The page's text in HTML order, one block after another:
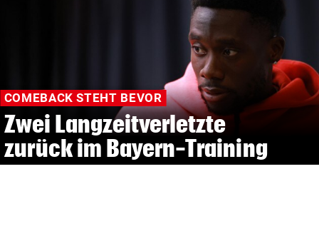
COMEBACK STEHT BEVOR
Zwei Langzeitverletzte
zurück im Bayern-Training